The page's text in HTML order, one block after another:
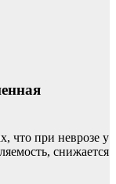
что при неврозе у
снижается